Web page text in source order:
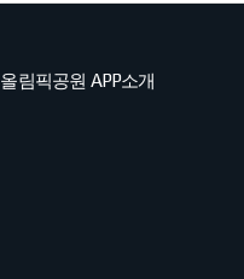
올림픽공원 APP소개